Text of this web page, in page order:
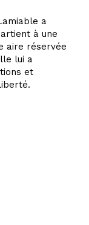
a
à une
aire réservée
lui a
et